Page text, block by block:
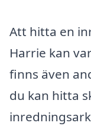
Att hitta en
Harrie kan
finns även
du kan hitta